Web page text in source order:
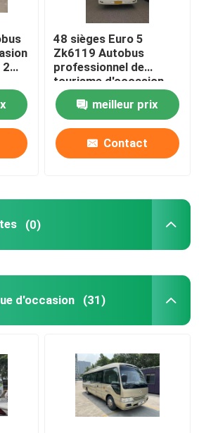
Toyota
passager
2
48 sièges Euro 5
Zk6119 Autobus
professionnel de
tourisme d'occasion
meilleur prix
Contact
(0)
d'occasion (31)